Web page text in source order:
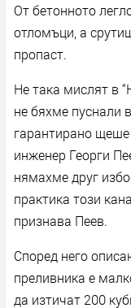
От бетонното
отломъци, а
пропаст.
Не така мислят в
не бяхме пуснали
гарантирано щеше
инженер Георги
нямахме друг
практика този
признава Пеев.
Според него
преливника е
да изтичат 200